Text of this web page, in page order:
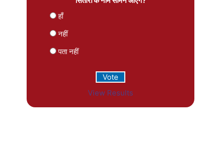
हाँ
नहीं
पता नहीं
View Results